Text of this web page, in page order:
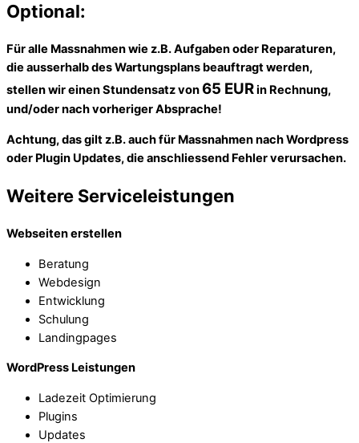
Optional:
Für alle Massnahmen wie z.B. Aufgaben oder Reparaturen,
die ausserhalb des Wartungsplans beauftragt werden,
stellen wir einen Stundensatz von65 EURin Rechnung,
und/oder nach vorheriger Absprache!
Achtung, das gilt z.B. auch für Massnahmen nach Wordpress
oder Plugin Updates, die anschliessend Fehler verursachen.
Weitere Serviceleistungen
Webseiten erstellen
Beratung
Webdesign
Entwicklung
Schulung
Landingpages
WordPress Leistungen
Ladezeit Optimierung
Plugins
Updates